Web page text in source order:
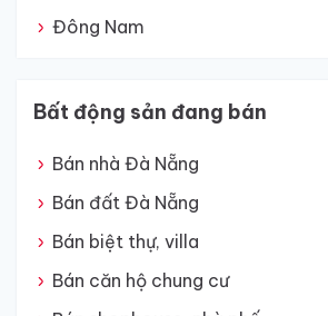
Đông Nam
Bất động sản đang bán
Bán nhà Đà Nẵng
Bán đất Đà Nẵng
Bán biệt thự, villa
Bán căn hộ chung cư